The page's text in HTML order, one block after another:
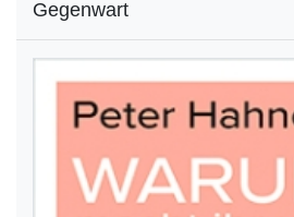
Gegenwart